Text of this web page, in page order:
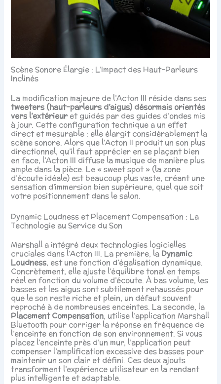
Scène Sonore Élargie : L’Impact des Haut-Parleurs
Inclinés
La modification majeure de l’Acton III réside dans ses
tweeters (haut-parleurs d’aigus) désormais orientés
vers l’extérieur et guidés par des guides d’ondes mis
à jour. Cette configuration technique a un effet
direct et mesurable : elle élargit considérablement la
scène sonore. Alors que l’Acton II produit un son plus
directionnel, qu’il faut apprécier en se plaçant bien
en face, l’Acton III diffuse la musique de manière plus
ample dans la pièce. Le « sweet spot » (la zone
d’écoute idéale) est beaucoup plus vaste, créant une
sensation d’immersion bien supérieure, quel que soit
votre positionnement dans le salon.
Dynamic Loudness et Placement Compensation : La
Technologie au Service du Son
Marshall a intégré deux technologies logicielles
cruciales dans l’Acton III. La première, la Dynamic
Loudness, est une fonction d’égalisation dynamique.
Concrètement, elle ajuste l’équilibre tonal en temps
réel en fonction du volume d’écoute. À bas volume, les
basses et les aigus sont subtilement rehaussés pour
que le son reste riche et plein, un défaut souvent
reproché à de nombreuses enceintes. La seconde, la
Placement Compensation, utilise l’application Marshall
Bluetooth pour corriger la réponse en fréquence de
l’enceinte en fonction de son environnement. Si vous
placez l’enceinte près d’un mur, l’application peut
compenser l’amplification excessive des basses pour
maintenir un son clair et défini. Ces deux ajouts
transforment l’expérience utilisateur en la rendant
plus intelligente et adaptable.